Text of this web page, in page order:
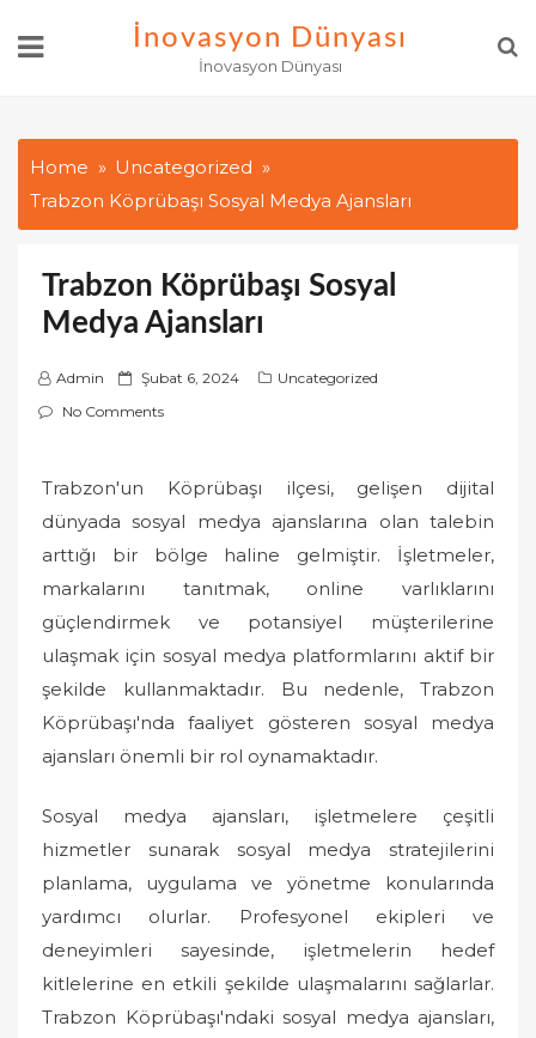
İnovasyon Dünyası
İnovasyon Dünyası
Home
Uncategorized
Trabzon Köprübaşı Sosyal Medya Ajansları
Trabzon Köprübaşı Sosyal
Medya Ajansları
Admin
P
o
e
d
o
Şubat 6, 2024
Uncategorized
No Comments
Trabzon'un Köprübaşı ilçesi, gelişen dijital
dünyada sosyal medya ajanslarına olan talebin
arttığı bir bölge haline gelmiştir. İşletmeler,
markalarını tanıtmak, online varlıklarını
güçlendirmek ve potansiyel müşterilerine
ulaşmak için sosyal medya platformlarını aktif bir
şekilde kullanmaktadır. Bu nedenle, Trabzon
Köprübaşı'nda faaliyet gösteren sosyal medya
ajansları önemli bir rol oynamaktadır.
Sosyal medya ajansları, işletmelere çeşitli
hizmetler sunarak sosyal medya stratejilerini
planlama, uygulama ve yönetme konularında
yardımcı olurlar. Profesyonel ekipleri ve
deneyimleri sayesinde, işletmelerin hedef
kitlelerine en etkili şekilde ulaşmalarını sağlarlar.
Trabzon Köprübaşı'ndaki sosyal medya ajansları,